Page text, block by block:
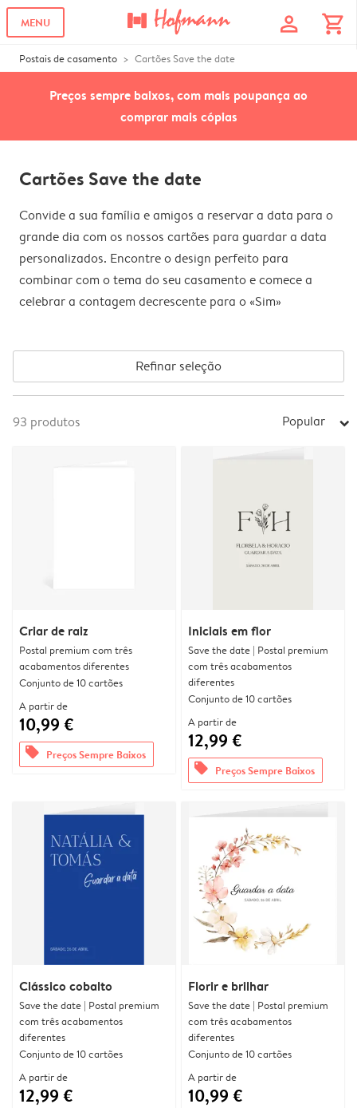
MENU profile shopping_cart
Postais de casamento Cartões Save the date
Preços sempre baixos, com mais poupança ao
comprar mais cópias
Cartões Save the date
Convide a sua família e amigos a reservar a data para o
grande dia com os nossos cartões para guardar a data
personalizados. Encontre o design perfeito para
combinar com o tema do seu casamento e comece a
celebrar a contagem decrescente para o «Sim»
Refinar seleção
93 produtos Popular arrow_right
Criar de raiz
Postal premium com três
acabamentos diferentes
Conjunto de 10 cartões
A partir de
10,99 €
offers Preços Sempre Baixos
Iniciais em flor
Save the date | Postal premium
com três acabamentos
diferentes
Conjunto de 10 cartões
A partir de
12,99 €
offers Preços Sempre Baixos
Clássico cobalto
Save the date | Postal premium
com três acabamentos
diferentes
Conjunto de 10 cartões
A partir de
12,99 €
Florir e brilhar
Save the date | Postal premium
com três acabamentos
diferentes
Conjunto de 10 cartões
A partir de
10,99 €